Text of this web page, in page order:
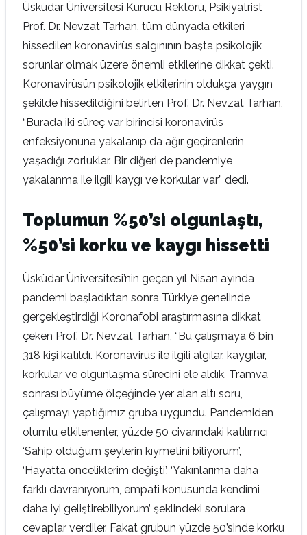
Üsküdar Üniversitesi Kurucu Rektörü, Psikiyatrist
Prof. Dr. Nevzat Tarhan, tüm dünyada etkileri
hissedilen koronavirüs salgınının başta psikolojik
sorunlar olmak üzere önemli etkilerine dikkat çekti.
Koronavirüsün psikolojik etkilerinin oldukça yaygın
şekilde hissedildiğini belirten Prof. Dr. Nevzat Tarhan,
“Burada iki süreç var birincisi koronavirüs
enfeksiyonuna yakalanıp da ağır geçirenlerin
yaşadığı zorluklar. Bir diğeri de pandemiye
yakalanma ile ilgili kaygı ve korkular var” dedi.
Toplumun %50’si olgunlaştı,
%50’si korku ve kaygı hissetti
Üsküdar Üniversitesi’nin geçen yıl Nisan ayında
pandemi başladıktan sonra Türkiye genelinde
gerçekleştirdiği Koronafobi araştırmasına dikkat
çeken Prof. Dr. Nevzat Tarhan, “Bu çalışmaya 6 bin
318 kişi katıldı. Koronavirüs ile ilgili algılar, kaygılar,
korkular ve olgunlaşma sürecini ele aldık. Tramva
sonrası büyüme ölçeğinde yer alan altı soru,
çalışmayı yaptığımız gruba uygundu. Pandemiden
olumlu etkilenenler, yüzde 50 civarındaki katılımcı
‘Sahip olduğum şeylerin kıymetini biliyorum’,
‘Hayatta önceliklerim değişti’, ‘Yakınlarıma daha
farklı davranıyorum, empati konusunda kendimi
daha iyi geliştirebiliyorum’ şeklindeki sorulara
cevaplar verdiler. Fakat grubun yüzde 50’sinde korku